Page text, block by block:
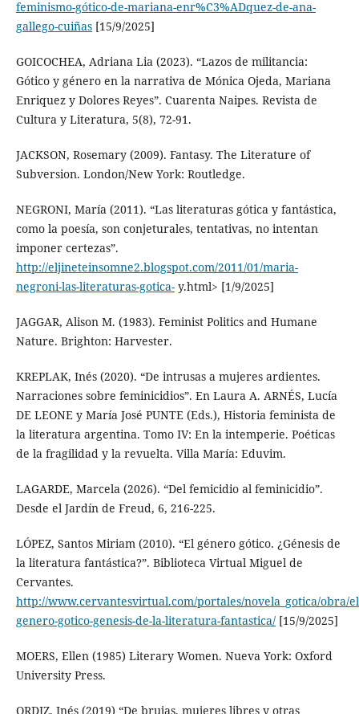
feminismo-gótico-de-mariana-enr%C3%ADquez-de-ana-
gallego-cuiñas[15/9/2025]
GOICOCHEA, Adriana Lia (2023). “Lazos de militancia:
Gótico y género en la narrativa de Mónica Ojeda, Mariana
Enriquez y Dolores Reyes”. Cuarenta Naipes. Revista de
Cultura y Literatura, 5(8), 72-91.
JACKSON, Rosemary (2009). Fantasy. The Literature of
Subversion. London/New York: Routledge.
NEGRONI, María (2011). “Las literaturas gótica y fantástica,
como la poesía, son conjeturales, tentativas, no intentan
imponer certezas”.
http://eljineteinsomne2.blogspot.com/2011/01/maria-
negroni-las-literaturas-gotica-y.html> [1/9/2025]
JAGGAR, Alison M. (1983). Feminist Politics and Humane
Nature. Brighton: Harvester.
KREPLAK, Inés (2020). “De intrusas a mujeres ardientes.
Narraciones sobre feminicidios”. En Laura A. ARNÉS, Lucía
DE LEONE y María José PUNTE (Eds.), Historia feminista de
la literatura argentina. Tomo IV: En la intemperie. Poéticas
de la fragilidad y la revuelta. Villa María: Eduvim.
LAGARDE, Marcela (2026). “Del femicidio al feminicidio”.
Desde el Jardín de Freud, 6, 216-225.
LÓPEZ, Santos Miriam (2010). “El género gótico. ¿Génesis de
la literatura fantástica?”. Biblioteca Virtual Miguel de
Cervantes.
http://www.cervantesvirtual.com/portales/novela_gotica/obra/
genero-gotico-genesis-de-la-literatura-fantastica/[15/9/2025]
MOERS, Ellen (1985) Literary Women. Nueva York: Oxford
University Press.
ORDIZ, Inés (2019) “De brujas, mujeres libres y otras